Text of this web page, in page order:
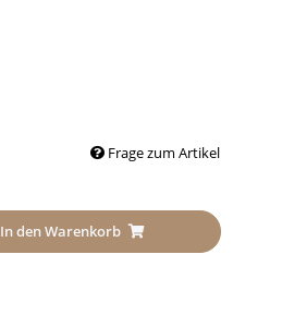
Frage zum Artikel
In den Warenkorb